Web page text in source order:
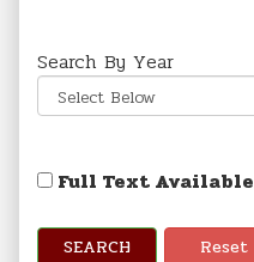
Search By Year
Full Text Available
SEARCH Reset